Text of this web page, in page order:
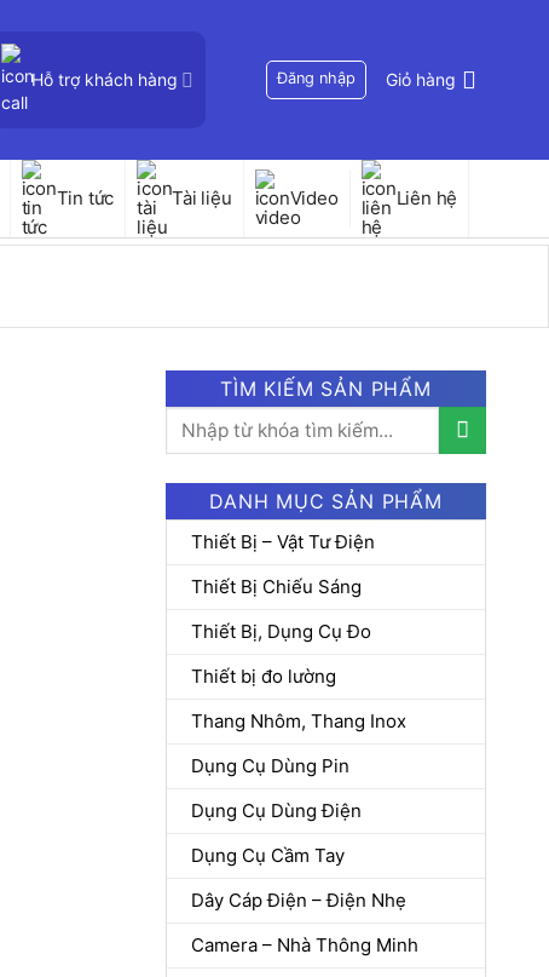
Hỗ trợ khách hàng Đăng nhập Giỏ hàng
Tin tức Tài liệu Video Liên hệ
TÌM KIẾM SẢN PHẨM
Tìm
DANH MỤC SẢN PHẨM
Thiết Bị – Vật Tư Điện
Thiết Bị Chiếu Sáng
Thiết Bị, Dụng Cụ Đo
Thiết bị đo lường
Thang Nhôm, Thang Inox
Dụng Cụ Dùng Pin
Dụng Cụ Dùng Điện
Dụng Cụ Cầm Tay
Dây Cáp Điện – Điện Nhẹ
Camera – Nhà Thông Minh